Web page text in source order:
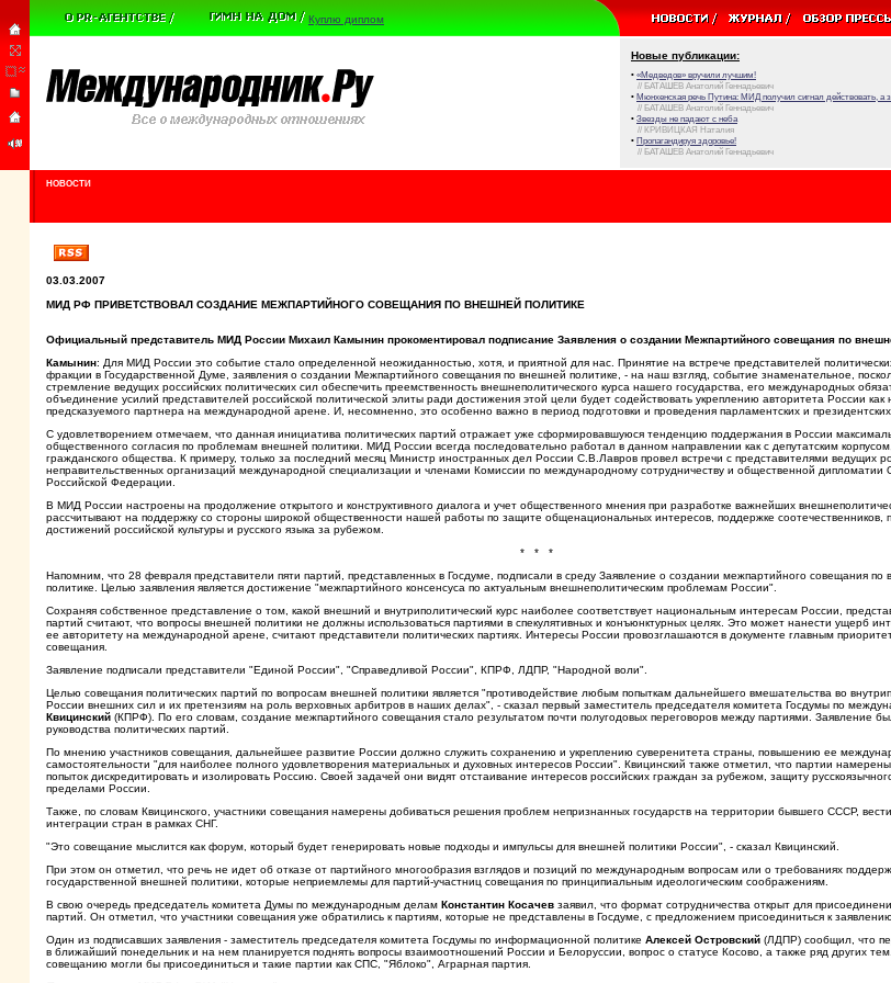
Куплю диплом
Новые публикации:
• «Медведов» вручили лучшим!
// БАТАШЕВ Анатолий Геннадьевич
• Мюнхенская речь Путина: МИД получил сигнал действовать, а
// БАТАШЕВ Анатолий Геннадьевич
• Звезды не падают с неба
// КРИВИЦКАЯ Наталия
• Пропагандируя здоровье!
// БАТАШЕВ Анатолий Геннадьевич
НОВОСТИ
03.03.2007
МИД РФ ПРИВЕТСТВОВАЛ СОЗДАНИЕ МЕЖПАРТИЙНОГО СОВЕЩАНИЯ ПО ВНЕШНЕЙ ПОЛИТИКЕ
Официальный представитель МИД России Михаил Камынин прокоментировал подписание Заявления о создании Межпартийного совещания по
Камынин: Для МИД России это событие стало определенной неожиданностью, хотя, и приятной для нас. Принятие на встрече представителей
фракции в Государственной Думе, заявления о создании Межпартийного совещания по внешней политике, - на наш взгляд, событие знаменательное,
стремление ведущих российских политических сил обеспечить преемственность внешнеполитического курса нашего государства, его международных
объединение усилий представителей российской политической элиты ради достижения этой цели будет содействовать укреплению авторитета России как
предсказуемого партнера на международной арене. И, несомненно, это особенно важно в период подготовки и проведения парламентских и
С удовлетворением отмечаем, что данная инициатива политических партий отражает уже сформировавшуюся тенденцию поддержания в России
общественного согласия по проблемам внешней политики. МИД России всегда последовательно работал в данном направлении как с депутатским
гражданского общества. К примеру, только за последний месяц Министр иностранных дел России С.В.Лавров провел встречи с представителями ведущих
неправительственных организаций международной специализации и членами Комиссии по международному сотрудничеству и общественной дипломатии
Российской Федерации.
В МИД России настроены на продолжение открытого и конструктивного диалога и учет общественного мнения при разработке важнейших
рассчитывают на поддержку со стороны широкой общественности нашей работы по защите общенациональных интересов, поддержке соотечественников,
достижений российской культуры и русского языка за рубежом.
* * *
Напомним, что 28 февраля представители пяти партий, представленных в Госдуме, подписали в среду Заявление о создании межпартийного совещания по
политике. Целью заявления является достижение "межпартийного консенсуса по актуальным внешнеполитическим проблемам России".
Сохраняя собственное представление о том, какой внешний и внутриполитический курс наиболее соответствует национальным интересам России,
партий считают, что вопросы внешней политики не должны использоваться партиями в спекулятивных и конъюнктурных целях. Это может нанести ущерб
ее авторитету на международной арене, считают представители политических партиях. Интересы России провозглашаются в документе главным
совещания.
Заявление подписали представители "Единой России", "Справедливой России", КПРФ, ЛДПР, "Народной воли".
Целью совещания политических партий по вопросам внешней политики является "противодействие любым попыткам дальнейшего вмешательства во
России внешних сил и их претензиям на роль верховных арбитров в наших делах", - сказал первый заместитель председателя комитета Госдумы по
Квицинский (КПРФ). По его словам, создание межпартийного совещания стало результатом почти полугодовых переговоров между партиями. Заявление
руководства политических партий.
По мнению участников совещания, дальнейшее развитие России должно служить сохранению и укреплению суверенитета страны, повышению ее
самостоятельности "для наиболее полного удовлетворения материальных и духовных интересов России". Квицинский также отметил, что партии
попыток дискредитировать и изолировать Россию. Своей задачей они видят отстаивание интересов российских граждан за рубежом, защиту
пределами России.
Также, по словам Квицинского, участники совещания намерены добиваться решения проблем непризнанных государств на территории бывшего СССР,
интеграции стран в рамках СНГ.
"Это совещание мыслится как форум, который будет генерировать новые подходы и импульсы для внешней политики России", - сказал Квицинский.
При этом он отметил, что речь не идет об отказе от партийного многообразия взглядов и позиций по международным вопросам или о требованиях
государственной внешней политики, которые неприемлемы для партий-участниц совещания по принципиальным идеологическим соображениям.
В свою очередь председатель комитета Думы по международным делам Константин Косачев заявил, что формат сотрудничества открыт для
партий. Он отметил, что участники совещания уже обратились к партиям, которые не представлены в Госдуме, с предложением присоединиться к заявлению.
Один из подписавших заявления - заместитель председателя комитета Госдумы по информационной политике Алексей Островский (ЛДПР) сообщил, что
в ближайший понедельник и на нем планируется поднять вопросы взаимоотношений России и Белоруссии, вопрос о статусе Косово, а также ряд других
совещанию могли бы присоединиться и такие партии как СПС, "Яблоко", Аграрная партия.